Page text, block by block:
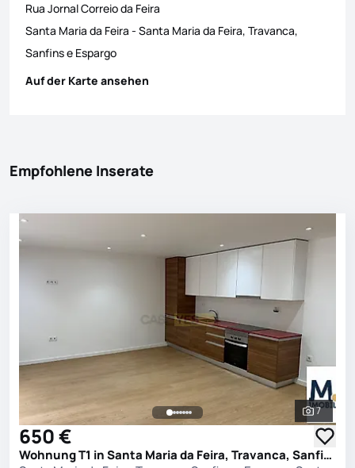
Rua Jornal Correio da Feira
Santa Maria da Feira - Santa Maria da Feira, Travanca,
Sanfins e Espargo
Auf der Karte ansehen
Empfohlene Inserate
Alle
7
650 €
Wohnung T1 in Santa Maria da Feira, Travanca, Sanfins e Espargo, Santa Maria da Feira